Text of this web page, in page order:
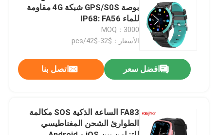
ضبط الجودة
اتصل بنا
طلب اقتباس
ساعة ذكية بنظام تحديد المواقع العالمي (GPS)
بوصة GPS/S0S شبكة 4G مقاومة
للماء IP68: FA56
MOQ：3000
الأسعار：$32-$42/pcs
افضل سعر اتصل بنا
FA83 الساعة الذكية SOS مكالمة
الطوارئ الشحن المغناطيسي